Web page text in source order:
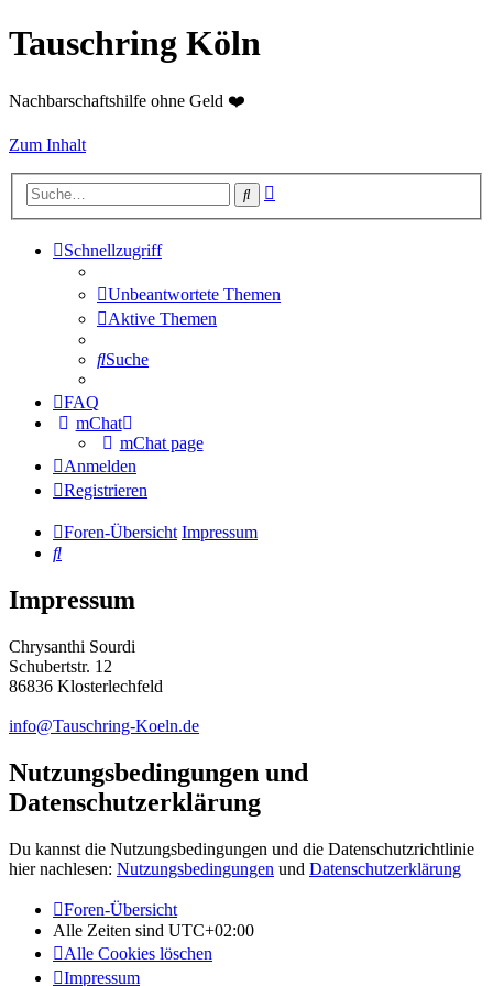
Tauschring Köln
Nachbarschaftshilfe ohne Geld ❤️
Zum Inhalt
Suche
Schnellzugriff
Unbeantwortete Themen
Aktive Themen
Suche
FAQ
mChat
mChat page
Anmelden
Registrieren
Foren-Übersicht Impressum
Suche
Impressum
Chrysanthi Sourdi
Schubertstr. 12
86836 Klosterlechfeld
info@Tauschring-Koeln.de
Nutzungsbedingungen und
Datenschutzerklärung
Du kannst die Nutzungsbedingungen und die Datenschutzrichtlinie
hier nachlesen: Nutzungsbedingungen und Datenschutzerklärung
Foren-Übersicht
Alle Zeiten sind UTC+02:00
Alle Cookies löschen
Impressum